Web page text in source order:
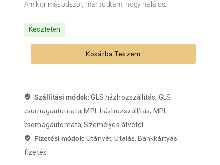
Amikor másodszor, már tudtam, hogy halálos.
Készleten
Kosárba Teszem
Szállítási módok:GLS házhozszállítás, GLS
csomagautomata, MPL házhozszállítás, MPL
csomagautomata, Személyes átvétel
Fizetési módok:Utánvét, Utalás, Bankkártyás
fizetés